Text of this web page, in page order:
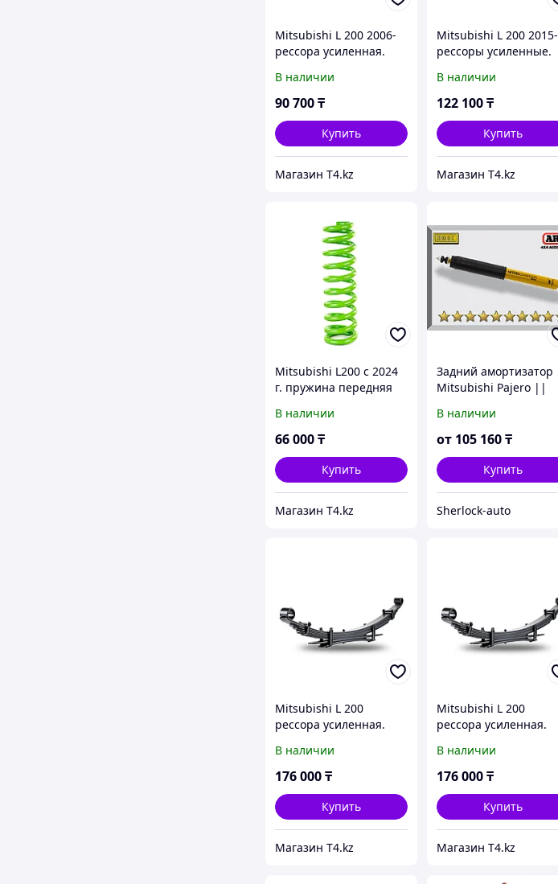
Mitsubishi L 200 2006-
рессора усиленная.
нагрузка 200 кг -
IRONMAN 4X4
В наличии
90 700₸
Купить
Магазин T4.kz
Mitsubishi L 200 2015-
рессоры усиленные.
нагрузка 200 кг -
IRONMAN 4X4
В наличии
122 100₸
Купить
Магазин T4.kz
Mitsubishi L200 с 2024
г. пружина передняя
Доп нагрузка до 50 кг -
IRONMAN 4X4
В наличии
66 000₸
Купить
Магазин T4.kz
Задний амортизатор
Mitsubishi Pajero ||
масляный 2"
В наличии
от 105 160₸
Купить
Sherlock-auto
Mitsubishi L 200
рессора усиленная.
нагрузка до 200 кг -
IRONMAN 4X4
В наличии
176 000₸
Купить
Магазин T4.kz
Mitsubishi L 200
рессора усиленная.
нагрузка до 300 кг -
IRONMAN 4X4
В наличии
176 000₸
Купить
Магазин T4.kz